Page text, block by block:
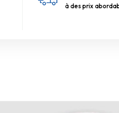
à des prix